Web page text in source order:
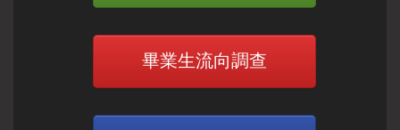
畢業生流向調查